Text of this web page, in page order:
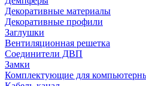
Декоративные материалы
Декоративные профили
Заглушки
Вентиляционная решетка
Соединители ДВП
Замки
Комплектующие для